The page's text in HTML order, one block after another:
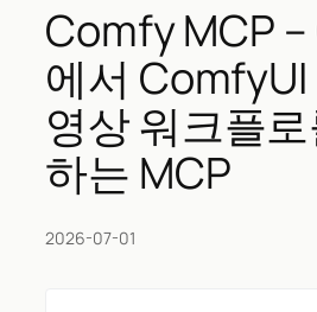
Comfy MCP
에서 ComfyUI
영상 워크플
하는 MCP
2026-07-01